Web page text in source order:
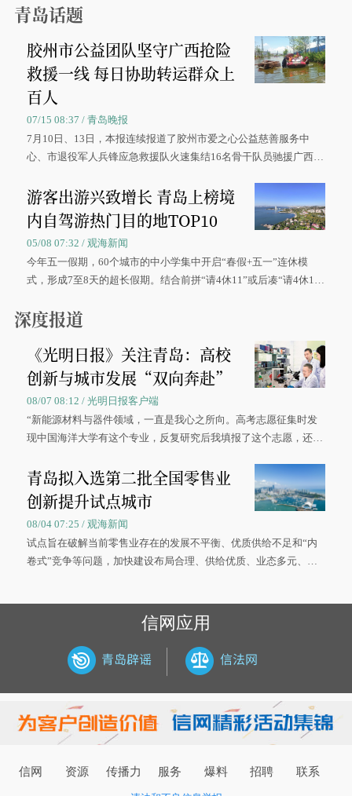
青岛话题
胶州市公益团队坚守广西抢险
救援一线 每日协助转运群众上
百人
07/15 08:37 / 青岛晚报
7月10日、13日，本报连续报道了胶州市爱之心公益慈善服务中
心、市退役军人兵锋应急救援队火速集结16名骨干队员驰援广西灾
游客出游兴致增长 青岛上榜境
内自驾游热门目的地TOP10
05/08 07:32 / 观海新闻
今年五一假期，60个城市的中小学集中开启“春假+五一”连休模
式，形成7至8天的超长假期。结合前拼“请4休11”或后凑“请4休1
深度报道
《光明日报》关注青岛：高校
创新与城市发展“双向奔赴”
08/07 08:12 / 光明日报客户端
“新能源材料与器件领域，一直是我心之所向。高考志愿征集时发
现中国海洋大学有这个专业，反复研究后我填报了这个志愿，还真
大学材料科学与工程学院材料类专业的录取通知书。
青岛拟入选第二批全国零售业
创新提升试点城市
08/04 07:25 / 观海新闻
试点旨在破解当前零售业存在的发展不平衡、优质供给不足和“内
卷式”竞争等问题，加快建设布局合理、供给优质、业态多元、智
信网应用
信网 资源 传播力 服务 爆料 招聘 联系